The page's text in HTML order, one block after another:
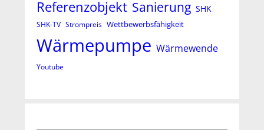
Referenzobjekt Sanierung SHK
SHK-TV Strompreis Wettbewerbsfähigkeit
Wärmepumpe Wärmewende
Youtube